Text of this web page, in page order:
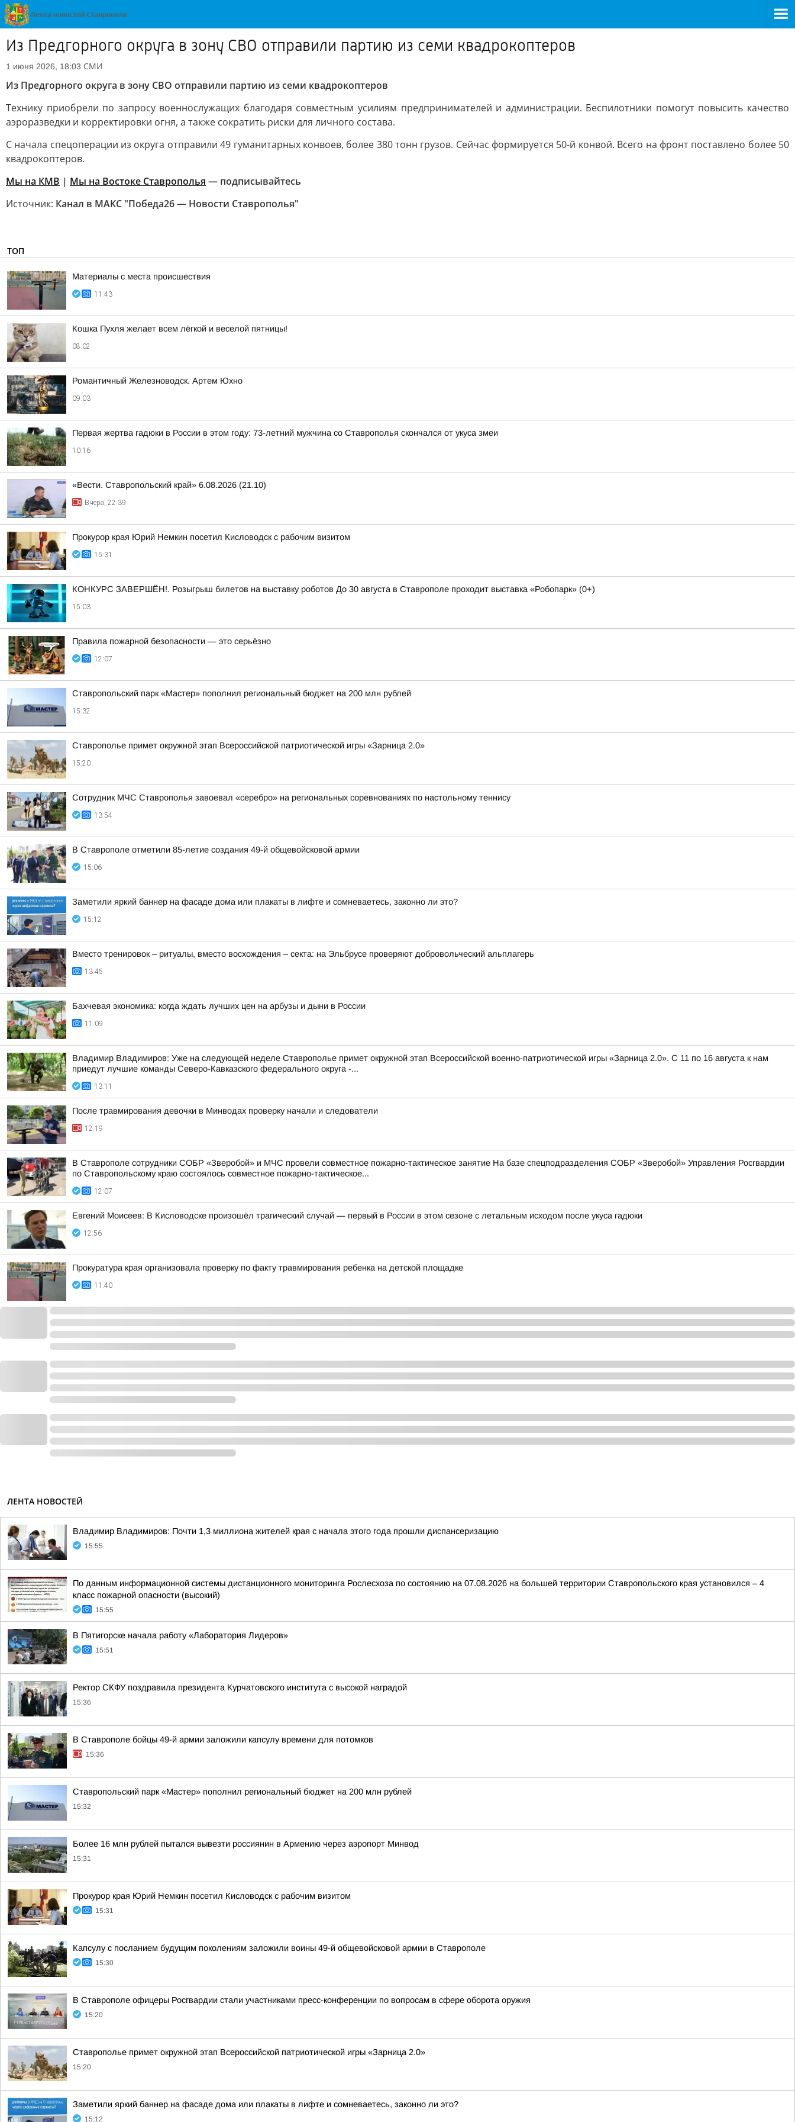
Из Предгорного округа в зону СВО отправили партию из семи квадрокоптеров
1 июня 2026, 18:03 СМИ
Из Предгорного округа в зону СВО отправили партию из семи квадрокоптеров
Технику приобрели по запросу военнослужащих благодаря совместным усилиям предпринимателей и администрации. Беспилотники помогут повысить качество
аэроразведки и корректировки огня, а также сократить риски для личного состава.
С начала спецоперации из округа отправили 49 гуманитарных конвоев, более 380 тонн грузов. Сейчас формируется 50-й конвой. Всего на фронт поставлено более 50
квадрокоптеров.
Мы на КМВ | Мы на Востоке Ставрополья — подписывайтесь
Источник: Канал в МАКС "Победа26 — Новости Ставрополья"
ТОП
Материалы с места происшествия
11:43
Кошка Пухля желает всем лёгкой и веселой пятницы!
08:02
Романтичный Железноводск. Артем Юхно
09:03
Первая жертва гадюки в России в этом году: 73-летний мужчина со Ставрополья скончался от укуса змеи
10:16
«Вести. Ставропольский край» 6.08.2026 (21.10)
Вчера, 22:39
Прокурор края Юрий Немкин посетил Кисловодск с рабочим визитом
15:31
КОНКУРС ЗАВЕРШЁН!. Розыгрыш билетов на выставку роботов До 30 августа в Ставрополе проходит выставка «Робопарк» (0+)
15:03
Правила пожарной безопасности — это серьёзно
12:07
Ставропольский парк «Мастер» пополнил региональный бюджет на 200 млн рублей
15:32
Ставрополье примет окружной этап Всероссийской патриотической игры «Зарница 2.0»
15:20
Сотрудник МЧС Ставрополья завоевал «серебро» на региональных соревнованиях по настольному теннису
13:54
В Ставрополе отметили 85-летие создания 49-й общевойсковой армии
15:06
Заметили яркий баннер на фасаде дома или плакаты в лифте и сомневаетесь, законно ли это?
15:12
Вместо тренировок – ритуалы, вместо восхождения – секта: на Эльбрусе проверяют добровольческий альплагерь
13:45
Бахчевая экономика: когда ждать лучших цен на арбузы и дыни в России
11:09
Владимир Владимиров: Уже на следующей неделе Ставрополье примет окружной этап Всероссийской военно-патриотической игры «Зарница 2.0». С 11 по 16 августа к нам
приедут лучшие команды Северо-Кавказского федерального округа -...
13:11
После травмирования девочки в Минводах проверку начали и следователи
12:19
В Ставрополе сотрудники СОБР «Зверобой» и МЧС провели совместное пожарно-тактическое занятие На базе спецподразделения СОБР «Зверобой» Управления Росгвардии
по Ставропольскому краю состоялось совместное пожарно-тактическое...
12:07
Евгений Моисеев: В Кисловодске произошёл трагический случай — первый в России в этом сезоне с летальным исходом после укуса гадюки
12:56
Прокуратура края организовала проверку по факту травмирования ребенка на детской площадке
11:40
ЛЕНТА НОВОСТЕЙ
Владимир Владимиров: Почти 1,3 миллиона жителей края с начала этого года прошли диспансеризацию
15:55
По данным информационной системы дистанционного мониторинга Рослесхоза по состоянию на 07.08.2026 на большей территории Ставропольского края установился – 4
класс пожарной опасности (высокий)
15:55
В Пятигорске начала работу «Лаборатория Лидеров»
15:51
Ректор СКФУ поздравила президента Курчатовского института с высокой наградой
15:36
В Ставрополе бойцы 49-й армии заложили капсулу времени для потомков
15:36
Ставропольский парк «Мастер» пополнил региональный бюджет на 200 млн рублей
15:32
Более 16 млн рублей пытался вывезти россиянин в Армению через аэропорт Минвод
15:31
Прокурор края Юрий Немкин посетил Кисловодск с рабочим визитом
15:31
Капсулу с посланием будущим поколениям заложили воины 49-й общевойсковой армии в Ставрополе
15:30
В Ставрополе офицеры Росгвардии стали участниками пресс-конференции по вопросам в сфере оборота оружия
15:20
Ставрополье примет окружной этап Всероссийской патриотической игры «Зарница 2.0»
15:20
Заметили яркий баннер на фасаде дома или плакаты в лифте и сомневаетесь, законно ли это?
15:12